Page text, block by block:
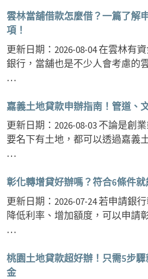
雲林當舖借款怎麼借？一篇了解
項！
更新日期：2026-08-04 在雲林有
銀行，當舖也是不少人會考慮的
…
嘉義土地貸款申辦指南！管道、
更新日期：2026-08-03 不論是創
要名下有土地，都可以透過嘉義
…
彰化轉增貸好辦嗎？符合6條件就
更新日期：2026-07-24 若申請銀
降低利率、增加額度，可以申請
…
桃園土地貸款超好辦！只需5步
金